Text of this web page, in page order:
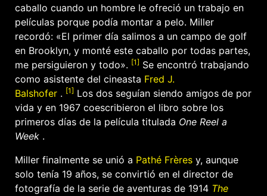
caballo cuando un hombre le ofreció un trabajo en
películas porque podía montar a pelo. Miller
recordó: «El primer día salimos a un campo de golf
en Brooklyn, y monté este caballo por todas partes,
me persiguieron y todo». [1] Se encontró trabajando
como asistente del cineasta Fred J.
Balshofer . [1] Los dos seguían siendo amigos de por
vida y en 1967 coescribieron el libro sobre los
primeros días de la película titulada One Reel a
Week .
Miller finalmente se unió a Pathé Frères y, aunque
solo tenía 19 años, se convirtió en el director de
fotografía de la serie de aventuras de 1914 The